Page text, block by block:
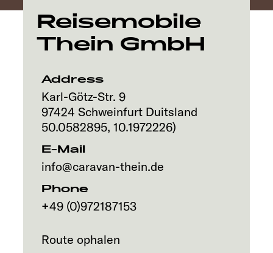
Ontdek
Reisemobile
Thein GmbH
Address
Karl-Götz-Str. 9
97424 Schweinfurt Duitsland
50.0582895, 10.1972226)
E-Mail
info@caravan-thein.de
Phone
+49 (0)972187153
Route ophalen